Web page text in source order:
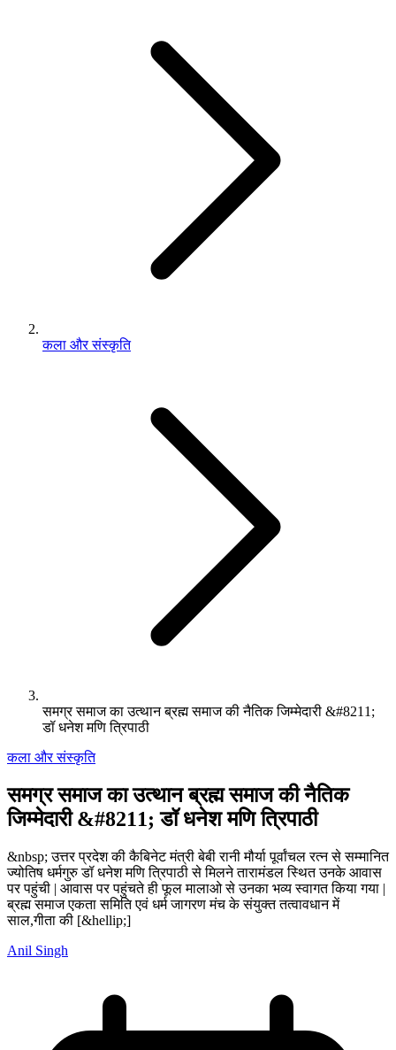
कला और संस्कृति
समग्र समाज का उत्थान ब्रह्म समाज की नैतिक जिम्मेदारी &#8211;
डॉ धनेश मणि त्रिपाठी
कला और संस्कृति
समग्र समाज का उत्थान ब्रह्म समाज की नैतिक
जिम्मेदारी &#8211; डॉ धनेश मणि त्रिपाठी
&nbsp; उत्तर प्रदेश की कैबिनेट मंत्री बेबी रानी मौर्या पूर्वांचल रत्न से सम्मानित
ज्योतिष धर्मगुरु डॉ धनेश मणि त्रिपाठी से मिलने तारामंडल स्थित उनके आवास
पर पहुंची | आवास पर पहुंचते ही फूल मालाओ से उनका भव्य स्वागत किया गया |
ब्रह्म समाज एकता समिति एवं धर्म जागरण मंच के संयुक्त तत्वावधान में
साल,गीता की [&hellip;]
Anil Singh